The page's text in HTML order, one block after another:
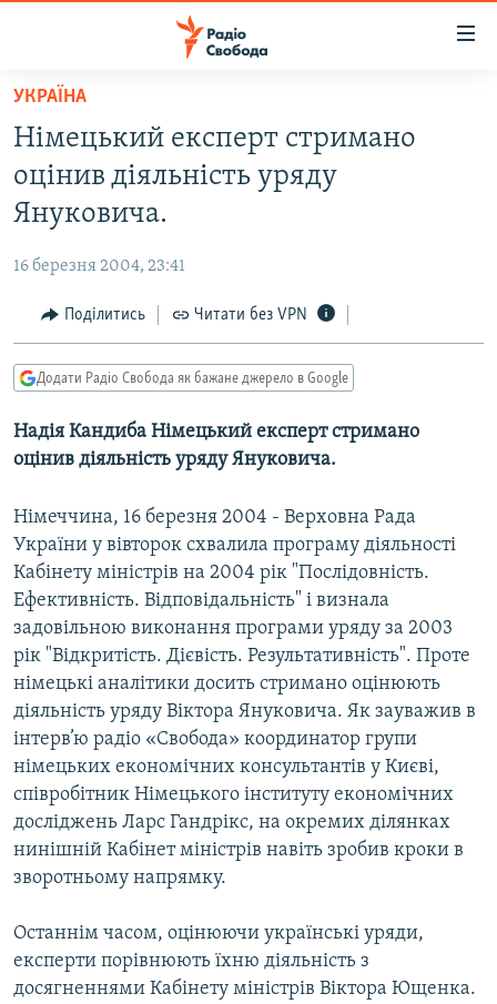
Перейти
основного
матеріалу
Перейти
до
основної
навігації
Перейти
до
пошуку
ВСЕ ЗА ДОБУ
СТАТТІ
ЕКОНОМІКА
СУСПІЛЬСТВО
УКРАЇНА
РОСІЙСЬКА «ФІЛЬТРАЦІЯ»
ДОНБАС.РЕАЛІЇ
ТИ ЯК?
СХЕМИ
МУЛЬТИМЕДІА
ФОТО
СПЕЦПРОЄКТИ
ПОДКАСТИ
КРИМ РЕАЛІЇ
РУС
УКР
КТАТ
УКРАЇНА
Німецький експерт стримано
оцінив діяльність уряду
Януковича.
16 березня 2004, 23:41
Поділитись Читати без VPN
Додати Радіо Свобода як бажане джерело в Google
Надія Кандиба Німецький експерт стримано
оцінив діяльність уряду Януковича.
Німеччина, 16 березня 2004 - Верховна Рада
України у вівторок схвалила програму діяльності
Кабінету міністрів на 2004 рік "Послідовність.
Ефективність. Відповідальність" і визнала
задовільною виконання програми уряду за 2003
рік "Відкритість. Дієвість. Результативність". Проте
німецькі аналітики досить стримано оцінюють
діяльність уряду Віктора Януковича. Як зауважив в
інтерв’ю радіо «Свобода» координатор групи
німецьких економічних консультантів у Києві,
співробітник Німецького інституту економічних
досліджень Ларс Гандрікс, на окремих ділянках
нинішній Кабінет міністрів навіть зробив кроки в
зворотньому напрямку.
Останнім часом, оцінюючи українські уряди,
експерти порівнюють їхню діяльність з
досягненнями Кабінету міністрів Віктора Ющенка.